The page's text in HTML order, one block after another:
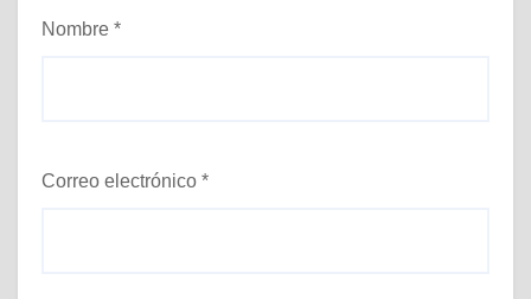
Nombre *
Correo electrónico *